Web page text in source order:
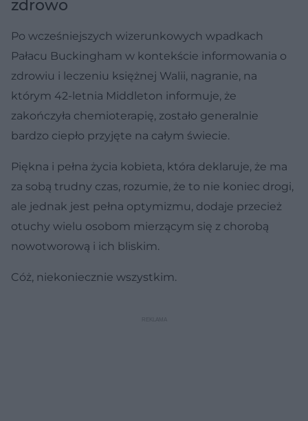
zdrowo
Po wcześniejszych wizerunkowych wpadkach
Pałacu Buckingham w kontekście informowania o
zdrowiu i leczeniu księżnej Walii, nagranie, na
którym 42-letnia Middleton informuje, że
zakończyła chemioterapię, zostało generalnie
bardzo ciepło przyjęte na całym świecie.
Piękna i pełna życia kobieta, która deklaruje, że ma
za sobą trudny czas, rozumie, że to nie koniec drogi,
ale jednak jest pełna optymizmu, dodaje przecież
otuchy wielu osobom mierzącym się z chorobą
nowotworową i ich bliskim.
Cóż, niekoniecznie wszystkim.